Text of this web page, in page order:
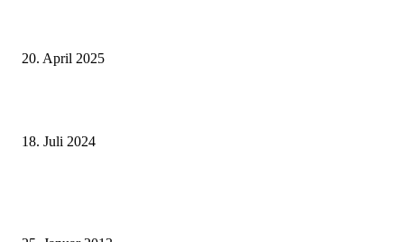
20. April 2025
18. Juli 2024